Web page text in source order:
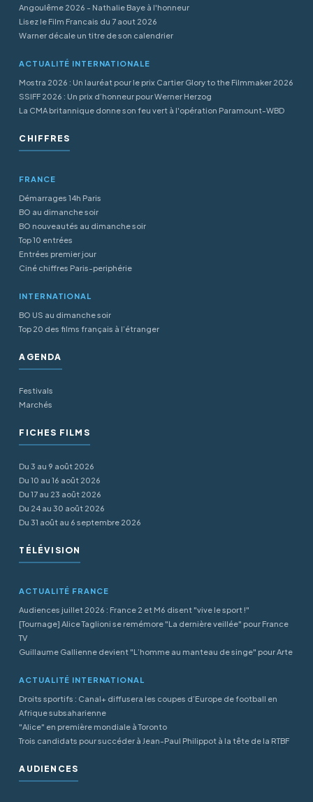
Angoulême 2026 - Nathalie Baye à l'honneur
Lisez le Film Francais du 7 aout 2026
Warner décale un titre de son calendrier
ACTUALITÉ INTERNATIONALE
Mostra 2026 : Un lauréat pour le prix Cartier Glory to the Filmmaker 2026
SSIFF 2026 : Un prix d’honneur pour Werner Herzog
La CMA britannique donne son feu vert à l'opération Paramount-WBD
CHIFFRES
FRANCE
Démarrages 14h Paris
BO au dimanche soir
BO nouveautés au dimanche soir
Top 10 entrées
Entrées premier jour
Ciné chiffres Paris-periphérie
INTERNATIONAL
BO US au dimanche soir
Top 20 des films français à l’étranger
AGENDA
Festivals
Marchés
FICHES FILMS
Du 3 au 9 août 2026
Du 10 au 16 août 2026
Du 17 au 23 août 2026
Du 24 au 30 août 2026
Du 31 août au 6 septembre 2026
TÉLÉVISION
ACTUALITÉ FRANCE
Audiences juillet 2026 : France 2 et M6 disent "vive le sport !"
[Tournage] Alice Taglioni se remémore "La dernière veillée" pour France
TV
Guillaume Gallienne devient "L’homme au manteau de singe" pour Arte
ACTUALITÉ INTERNATIONAL
Droits sportifs : Canal+ diffusera les coupes d’Europe de football en
Afrique subsaharienne
"Alice" en première mondiale à Toronto
Trois candidats pour succéder à Jean-Paul Philippot à la tête de la RTBF
AUDIENCES